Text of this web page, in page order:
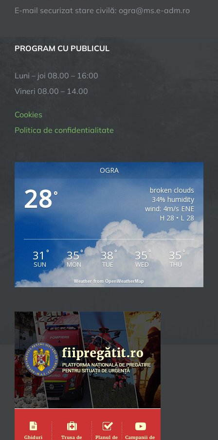
E-mail securizat stare civilă: ogra@ms.e-adm.ro
PROGRAM CU PUBLICUL
Luni – joi 08.00 – 16:00
Vineri 08.00 – 14.00
Cookies
Politica de confidentialitate
OGRA
28°
broken clouds
34% humidity
wind: 4m/s ENE
H 28 • L 28
31 °
SUN
35°
MON
38°
TUE
35 °
WED
35 °
THU
Weather from OpenWeatherMap